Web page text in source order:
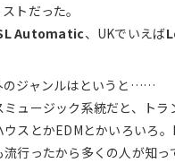
トだった。
Automatic、UKでいえば
のジャンルはというと……
ュージック系統だと、トラ
スとかEDMとかいろいろ。
行ったから多くの人が知っ